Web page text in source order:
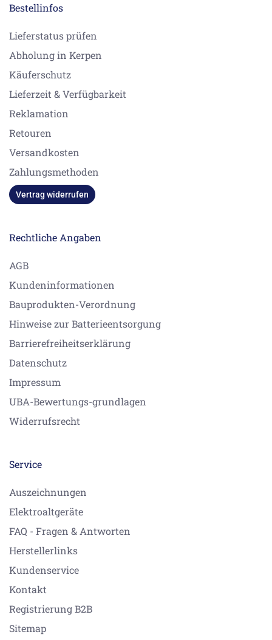
Bestellinfos
Lieferstatus prüfen
Abholung in Kerpen
Käuferschutz
Lieferzeit & Verfügbarkeit
Reklamation
Retouren
Versandkosten
Zahlungsmethoden
Vertrag widerrufen
Rechtliche Angaben
AGB
Kundeninformationen
Bauprodukten-Verordnung
Hinweise zur Batterieentsorgung
Barrierefreiheitserklärung
Datenschutz
Impressum
UBA-Bewertungs-grundlagen
Widerrufsrecht
Service
Auszeichnungen
Elektroaltgeräte
FAQ - Fragen & Antworten
Herstellerlinks
Kundenservice
Kontakt
Registrierung B2B
Sitemap